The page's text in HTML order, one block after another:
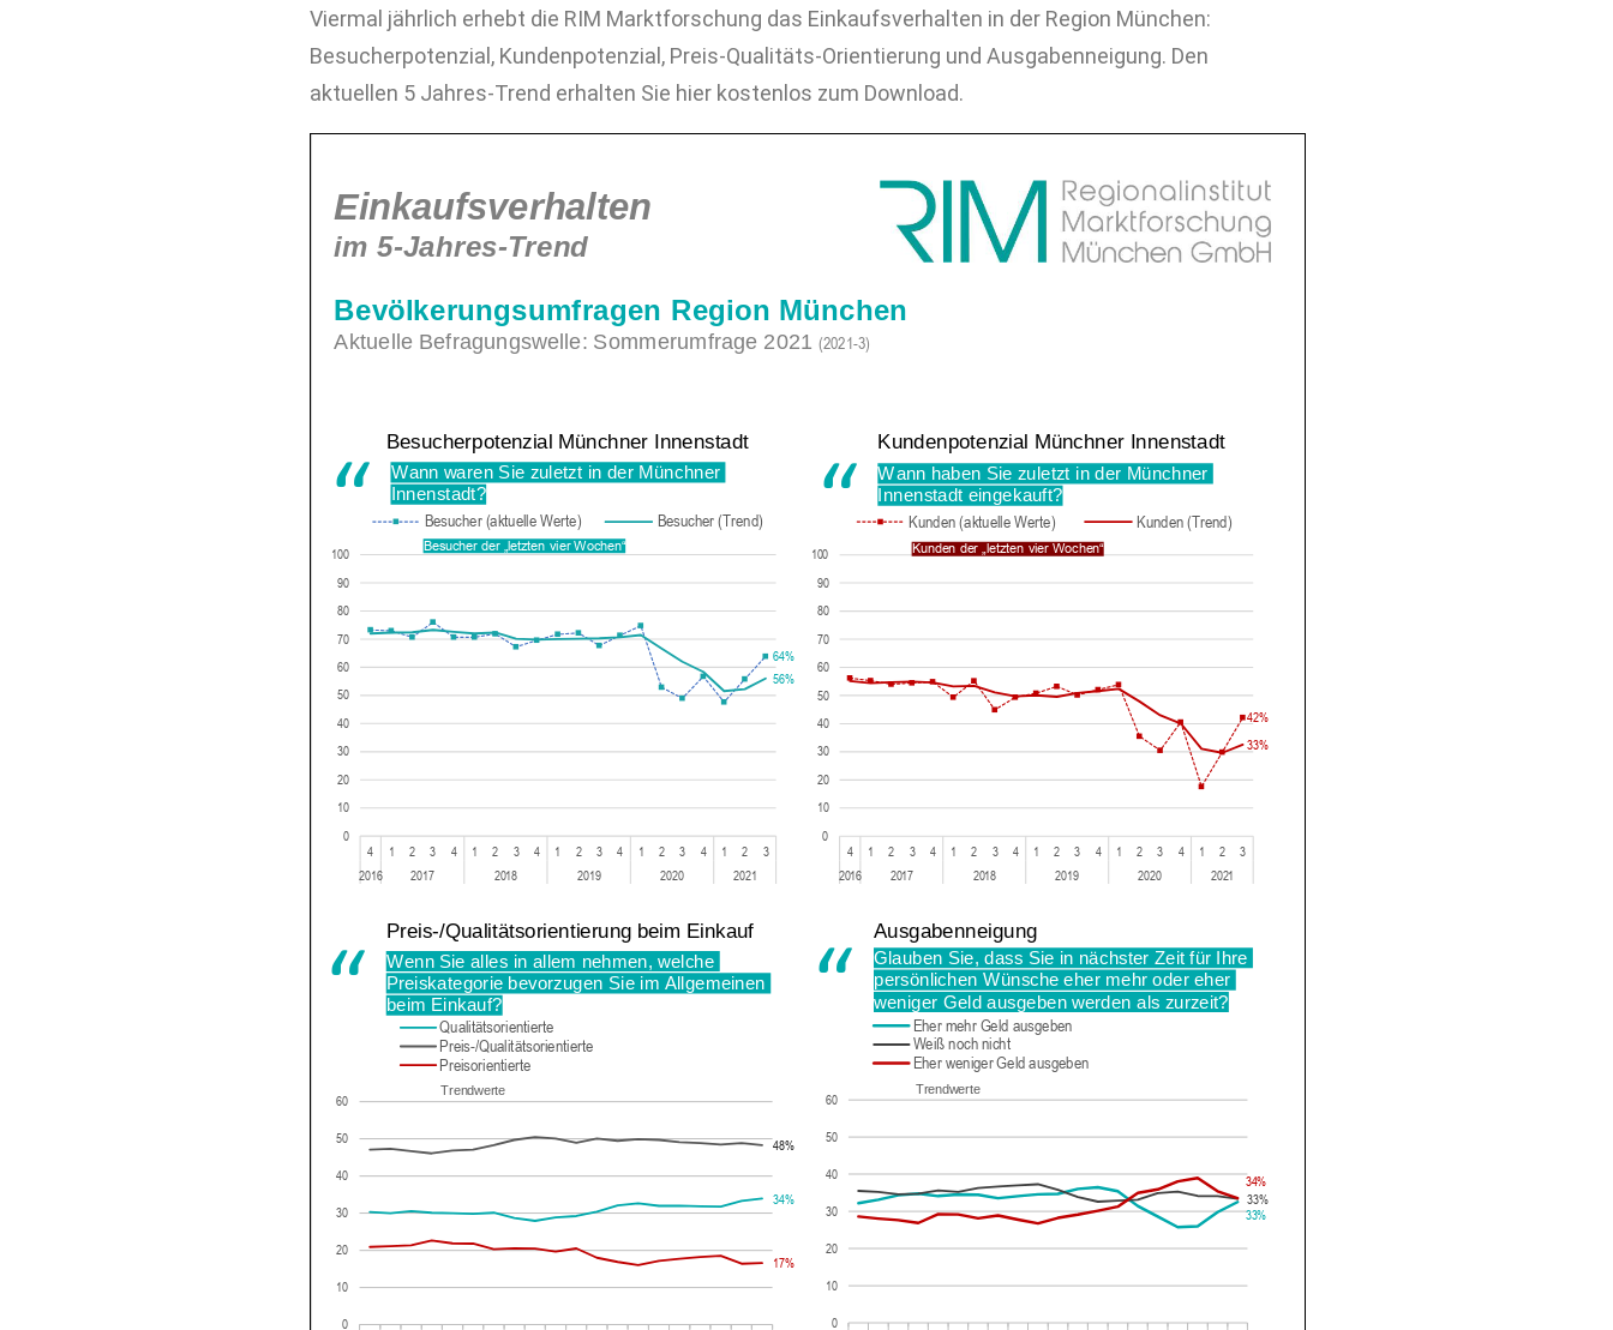
Viermal jährlich erhebt die RIM Marktforschung das Einkaufsverhalten in der Region München:
Besucherpotenzial, Kundenpotenzial, Preis-Qualitäts-Orientierung und Ausgabenneigung. Den
aktuellen 5 Jahres-Trend erhalten Sie hier kostenlos zum Download.